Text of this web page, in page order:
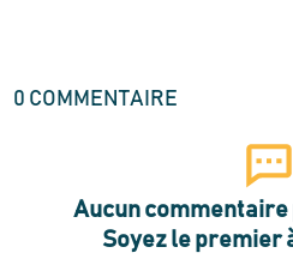
0 COMMENTAIRE
Aucun commentaire
Soyez le premier